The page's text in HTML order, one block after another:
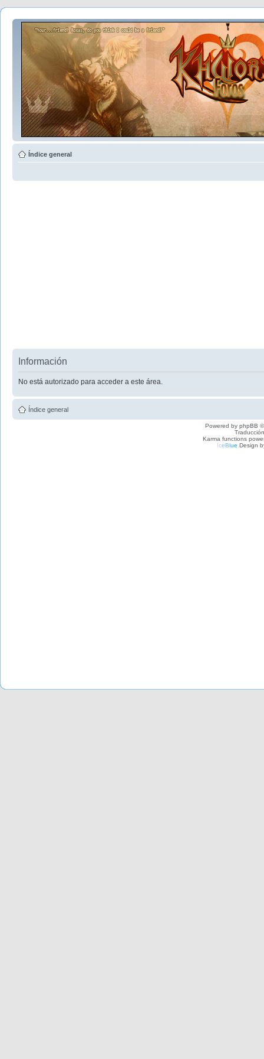
Índice general
Información
No está autorizado para acceder a este área.
Índice general
Powered by phpBB
Karma functions
IceBlue Design